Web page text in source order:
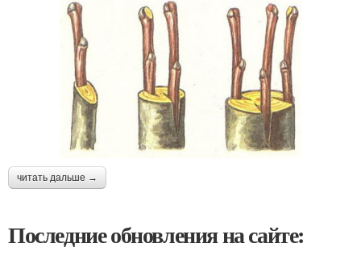
читать дальше →
Последние обновления на сайте: